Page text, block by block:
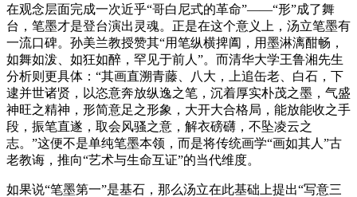
在观念层面完成一次近乎“哥白尼式的革命”——“形”成了舞
台，笔墨才是登台演出灵魂。正是在这个意义上，汤立笔墨有
一流口碑。孙美兰教授赞其“用笔纵横捭阖，用墨淋漓酣畅，
如舞如泼、如狂如醉，罕见于前人”。而清华大学王鲁湘先生
分析则更具体：“其画直溯青藤、八大，上追缶老、白石，下
逮并世诸贤，以恣意奔放纵逸之笔，沉着厚实朴茂之墨，气盛
神旺之精神，形简意足之形象，大开大合格局，能放能收之手
段，振笔直遂，取会风骚之意，解衣磅礴，不坠凌云之
志。”这便不是单纯笔墨本领，而是将传统画学“画如其人”古
老教诲，推向“艺术与生命互证”的当代维度。
如果说“笔墨第一”是基石，那么汤立在此基础上提出“写意三